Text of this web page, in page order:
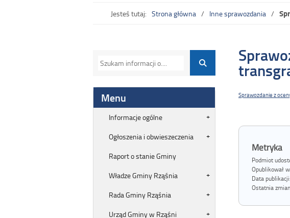
Jesteś tutaj: Strona główna Inne sprawozdania
Menu
Informacje ogólne
Ogłoszenia i obwieszeczenia
Raport o stanie Gminy
Władze Gminy Rząśnia
Rada Gminy Rząśnia
Urząd Gminy w Rząśni
Sprawozdanie z
Metryka
Podmiot
Opublikował
Data publikacji:
Ostatnia